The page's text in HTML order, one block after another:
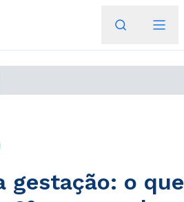
gestação: o que